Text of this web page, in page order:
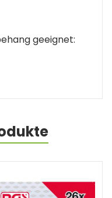
geeignet: